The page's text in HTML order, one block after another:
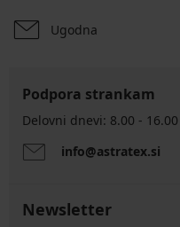
Ugodna
Podpora strankam
Delovni dnevi: 8.00 - 16.00
info@astratex.si
Newsletter